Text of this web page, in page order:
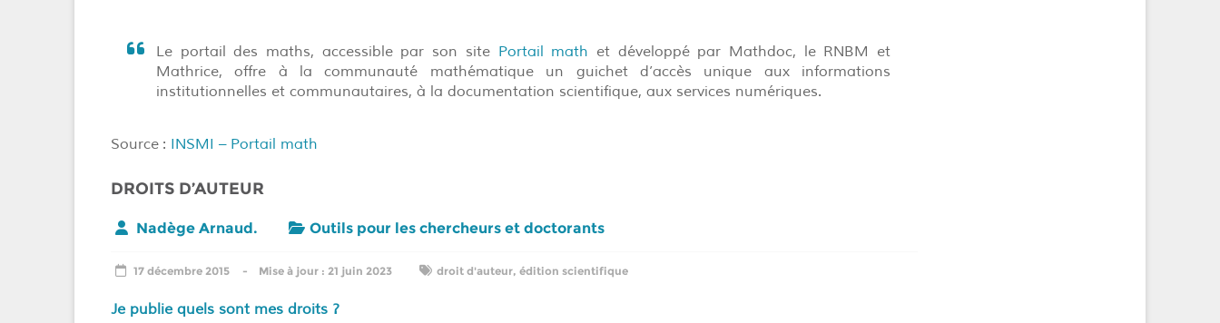
Le portail des maths, accessible par son site Portail math et développé par Mathdoc, le RNBM et
Mathrice, offre à la communauté mathématique un guichet d’accès unique aux informations
institutionnelles et communautaires, à la documentation scientifique, aux services numériques.
Source : INSMI – Portail math
DROITS D’AUTEUR
Nadège Arnaud. Outils pour les chercheurs et doctorants
17 décembre 2015 21 juin 2023 droit d'auteur, édition scientifique
Je publie quels sont mes droits ?